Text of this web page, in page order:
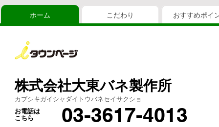
ホーム こだわり おすすめポイ
株式会社大東バネ製作所
カブシキガイシャダイトウバネセイサクショ
お電話は
こちら
03-3617-4013